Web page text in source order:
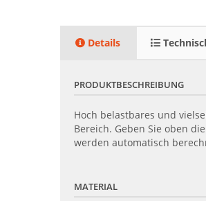
Details
PRODUKTBESCHREIBUNG
Hoch belastbares und
Bereich. Geben Sie oben
werden automatisch
MATERIAL